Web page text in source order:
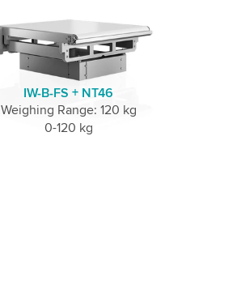
IW-B-FS + NT46
Weighing Range: 120 kg
0-120 kg